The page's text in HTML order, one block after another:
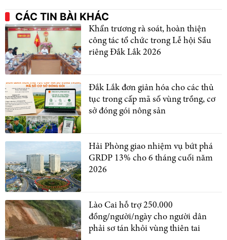
CÁC TIN BÀI KHÁC
Khẩn trương rà soát, hoàn thiện
công tác tổ chức trong Lễ hội Sầu
riêng Đắk Lắk 2026
Đắk Lắk đơn giản hóa cho các thủ
tục trong cấp mã số vùng trồng, cơ
sở đóng gói nông sản
Hải Phòng giao nhiệm vụ bứt phá
GRDP 13% cho 6 tháng cuối năm
2026
Lào Cai hỗ trợ 250.000
đồng/người/ngày cho người dân
phải sơ tán khỏi vùng thiên tai